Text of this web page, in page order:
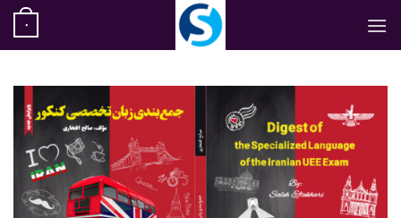
محتوا
۰